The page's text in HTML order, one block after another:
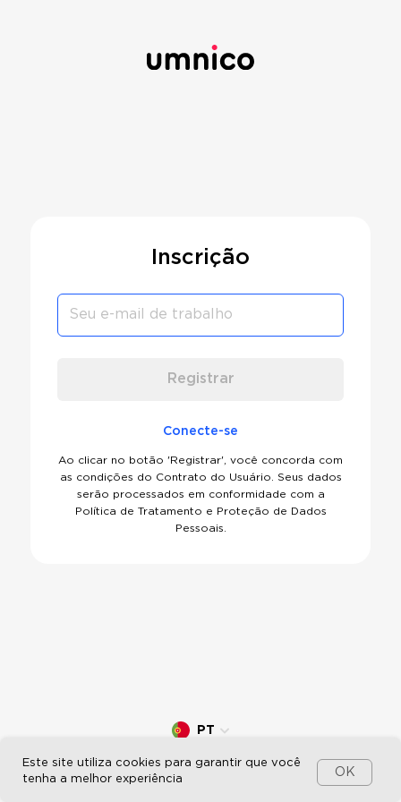
Inscrição
Registrar
Conecte-se
Ao clicar no botão 'Registrar', você concorda com
as condições do Contrato do Usuário. Seus dados
serão processados em conformidade com a
Política de Tratamento e Proteção de Dados
Pessoais.
PT
© 2026 — Umnico. Todos os direitos reservados.
Este site utiliza cookies para garantir que você
tenha a melhor experiência
OK